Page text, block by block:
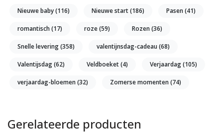
Nieuwe baby(116) Nieuwe start(186) Pasen(41)
romantisch(17) roze(59) Rozen(36)
Snelle levering(358) valentijnsdag-cadeau(68)
Valentijsdag(62) Veldboeket(4) Verjaardag(105)
verjaardag-bloemen(32) Zomerse momenten(74)
Gerelateerde producten